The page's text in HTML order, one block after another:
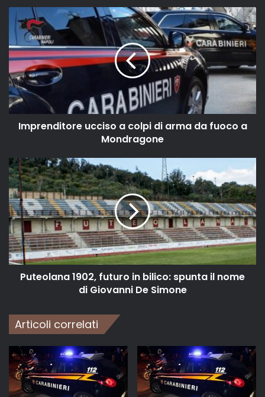
Imprenditore ucciso a colpi di arma da fuoco a
Mondragone
Puteolana 1902, futuro in bilico: spunta il nome
di Giovanni De Simone
Articoli correlati